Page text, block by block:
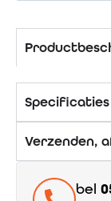
Specificaties
Verzenden,
bel